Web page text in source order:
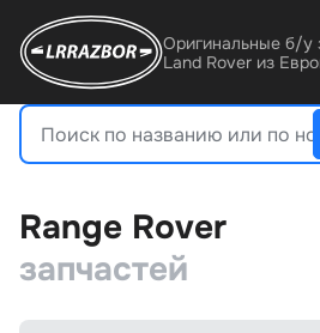
Оригинальные б/у
Land Rover из
Range Rover
запчастей